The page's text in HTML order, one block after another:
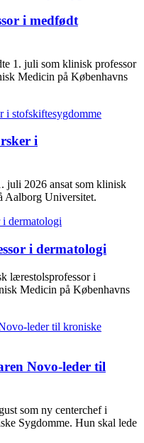
i medfødt
1. juli som klinisk professor
Medicin på Københavns
i
juli 2026 ansat som klinisk
Aalborg Universitet.
i dermatologi
lærestolsprofessor i
Medicin på Københavns
Novo-leder til
som ny centerchef i
Sygdomme. Hun skal lede